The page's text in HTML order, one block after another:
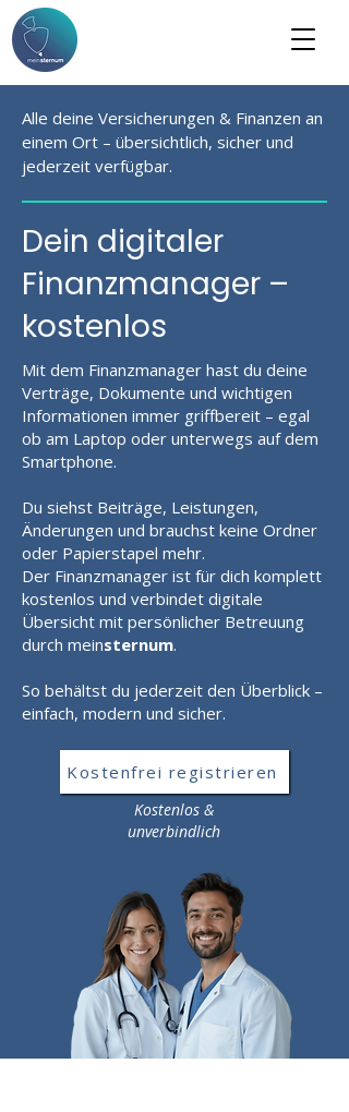
Alle deine Versicherungen & Finanzen an
einem Ort – übersichtlich, sicher und
jederzeit verfügbar.
Dein digitaler
Finanzmanager –
kostenlos
Mit dem Finanzmanager hast du deine
Verträge, Dokumente und wichtigen
Informationen immer griffbereit – egal
ob am Laptop oder unterwegs auf dem
Smartphone.
Du siehst Beiträge, Leistungen,
Änderungen und brauchst keine Ordner
oder Papierstapel mehr.
Der Finanzmanager ist für dich komplett
kostenlos und verbindet digitale
Übersicht mit persönlicher Betreuung
durch meinsternum.
So behältst du jederzeit den Überblick –
einfach, modern und sicher.
Kostenfrei registrieren
Kostenlos &
unverbindlich